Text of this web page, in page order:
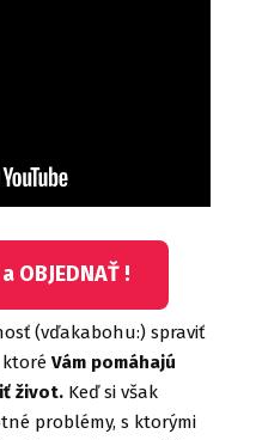
!
(vďakabohu:) spraviť
Vám pomáhajú
život.Keď si však
problémy, s ktorými